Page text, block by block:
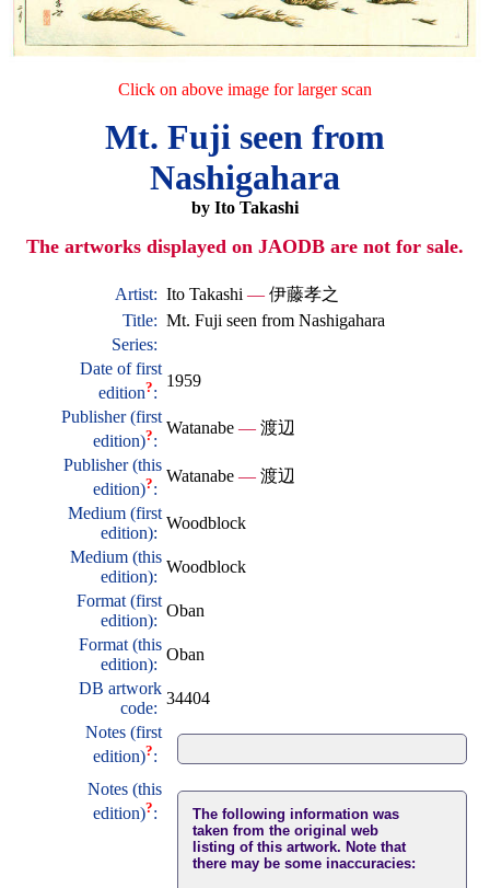
Click on above image for larger scan
Mt. Fuji seen from
Nashigahara
by Ito Takashi
The artworks displayed on JAODB are not for sale.
Artist: Ito Takashi — 伊藤孝之
Title: Mt. Fuji seen from Nashigahara
Series:
Date of first
edition?:
1959
Publisher (first
edition)?:
Watanabe — 渡辺
Publisher (this
edition)?:
Watanabe — 渡辺
Medium (first
edition):
Woodblock
Medium (this
edition):
Woodblock
Format (first
edition):
Oban
Format (this
edition):
Oban
DB artwork
code:
34404
Notes (first
edition)?:
Notes (this
edition)?:
The following information was
taken from the original web
listing of this artwork. Note that
there may be some inaccuracies: